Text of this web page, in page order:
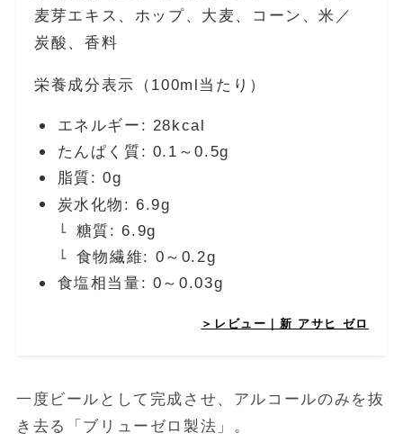
麦芽エキス、ホップ、大麦、コーン、米／
炭酸、香料
栄養成分表示（100ml当たり）
エネルギー: 28kcal
たんぱく質: 0.1～0.5g
脂質: 0g
炭水化物: 6.9g
糖質: 6.9g
食物繊維: 0～0.2g
食塩相当量: 0～0.03g
＞レビュー｜新 アサヒ ゼロ
一度ビールとして完成させ、アルコールのみを抜
き去る「ブリューゼロ製法」。